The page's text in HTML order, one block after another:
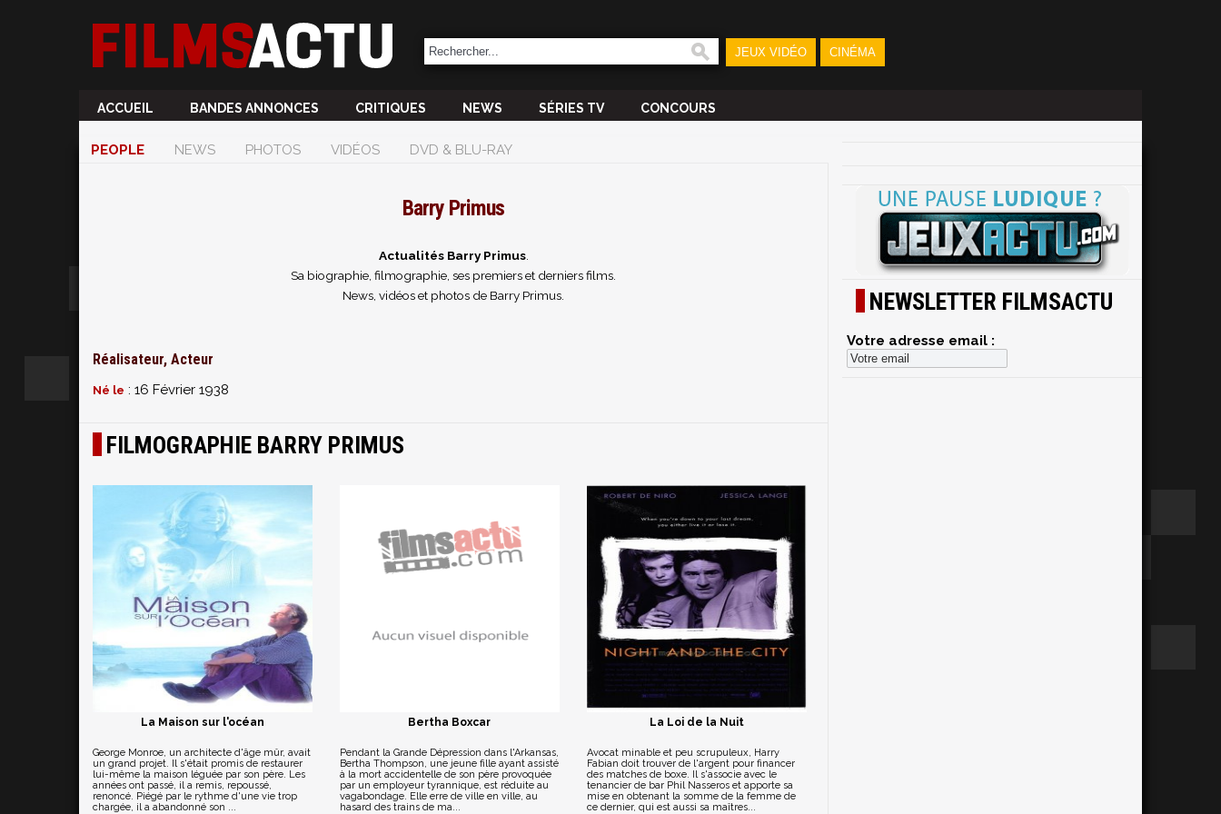
JEUX VIDÉO CINÉMA
ACCUEIL BANDES ANNONCES CRITIQUES NEWS SÉRIES TV CONCOURS
PEOPLE NEWS PHOTOS VIDÉOS DVD & BLU-RAY
Barry Primus
Actualités Barry Primus.
Sa biographie, filmographie, ses premiers et derniers films.
News, vidéos et photos de Barry Primus.
Réalisateur, Acteur
Né le : 16 Février 1938
FILMOGRAPHIE BARRY PRIMUS
La Maison sur l'océan
George Monroe, un architecte d'âge mûr, avait
un grand projet. Il s'était promis de restaurer
lui-même la maison léguée par son père. Les
années ont passé, il a remis, repoussé,
renoncé. Piégé par le rythme d'une vie trop
chargée, il a abandonné son ...
Bertha Boxcar
Pendant la Grande Dépression dans l'Arkansas,
Bertha Thompson, une jeune fille ayant assisté
à la mort accidentelle de son père provoquée
par un employeur tyrannique, est réduite au
vagabondage. Elle erre de ville en ville, au
hasard des trains de ma...
La Loi de la Nuit
Avocat minable et peu scrupuleux, Harry
Fabian doit trouver de l'argent pour financer
des matches de boxe. Il s'associe avec le
tenancier de bar Phil Nasseros et apporte sa
mise en obtenant la somme de la femme de
ce dernier, qui est aussi sa maîtres...
NEWSLETTER FILMSACTU
Votre adresse email :